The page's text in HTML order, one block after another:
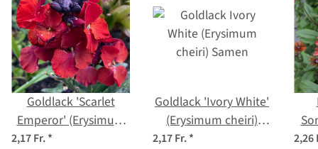
Goldlack 'Scarlet
Emperor' (Erysimum
cheiri) Samen
2,17 Fr.*
Goldlack 'Ivory White'
(Erysimum cheiri)
2,17 Fr.* 2,26